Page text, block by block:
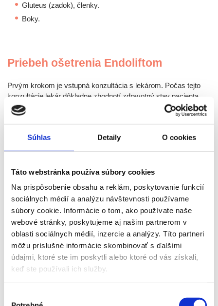
Súhlas Detaily O cookies
Táto webstránka používa súbory cookies
Na prispôsobenie obsahu a reklám, poskytovanie funkcií
sociálnych médií a analýzu návštevnosti používame
súbory cookie. Informácie o tom, ako používate naše
webové stránky, poskytujeme aj našim partnerom v
oblasti sociálnych médií, inzercie a analýzy. Títo partneri
môžu príslušné informácie skombinovať s ďalšími
údajmi, ktoré ste im poskytli alebo ktoré od vás získali,
keď ste používali ich služby.
Gluteus (zadok), členky.
Boky.
Priebeh ošetrenia Endoliftom
Prvým krokom je vstupná konzultácia s lekárom. Počas tejto
konzultácie lekár dôkladne zhodnotí zdravotný stav pacienta,
zisťuje anamnézu, informuje sa o predchádzajúcich
estetických ošetreniach
a liekoch. Dôležitou súčasťou je
Lekár podrobne objasní priebeh samotnej terapie, potenciálne
fotodokumentácia, podpísanie informovaného súhlasu a
samotným ošetrením sa daná lokalita na koži dôkladne
vydezinfikuje.
Ošetrenie Endoliftom®sa vykonávaambulantne. Na
zabezpečenie bezbolestnosti alebo maximálneho komfortu
pacienta sa pred zákrokom aplikuje lokálna anestézia. Pacient
počas procedúry necíti bolesť.
Eufoton® FTF